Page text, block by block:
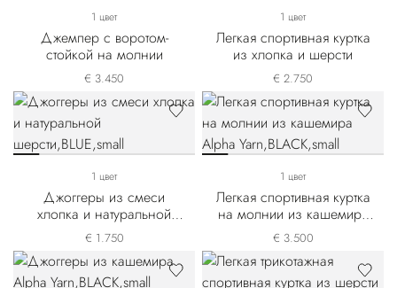
1 цвет
Джемпер с воротом-
стойкой на молнии
€ 3.450
1 цвет
Легкая спортивная куртка
из хлопка и шерсти
€ 2.750
1 цвет
Джоггеры из смеси
хлопка и натуральной
шерсти
€ 1.750
1 цвет
Легкая спортивная куртка
на молнии из кашемира
Alpha Yarn
€ 3.500